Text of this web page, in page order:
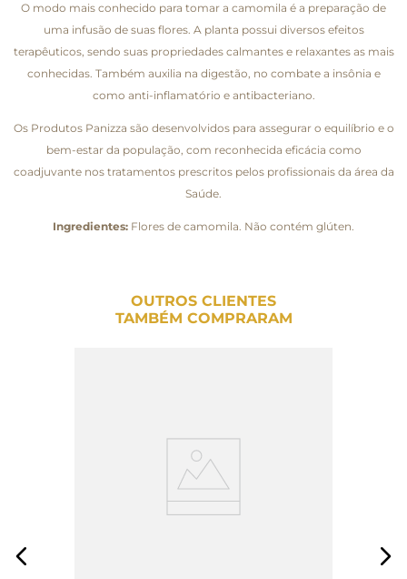
O modo mais conhecido para tomar a camomila é a preparação de
uma infusão de suas flores. A planta possui diversos efeitos
terapêuticos, sendo suas propriedades calmantes e relaxantes as mais
conhecidas. Também auxilia na digestão, no combate a insônia e
como anti-inflamatório e antibacteriano.
Os Produtos Panizza são desenvolvidos para assegurar o equilíbrio e o
bem-estar da população, com reconhecida eficácia como
coadjuvante nos tratamentos prescritos pelos profissionais da área da
Saúde.
Ingredientes: Flores de camomila. Não contém glúten.
OUTROS CLIENTES
TAMBÉM COMPRARAM